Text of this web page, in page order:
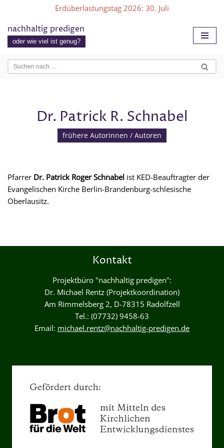
Zum
Inhalt
Erdüberlastungstag 2026: 30. Juli
nachhaltig predigen
oder wie viel ist genug?
Dr. Patrick R. Schnabel
frühere Autorinnen / Autoren
Pfarrer Dr. Patrick Roger Schnabel ist KED-Beauftragter der
Evangelischen Kirche Berlin-Brandenburg-schlesische
Oberlausitz.
Kontakt
Projektbüro "nachhaltig predigen":
Dr. Michael Rentz (Projektkoordination)
Am Rimmelsberg 2, D-78315 Radolfzell
Tel.: (07732) 9458-63
Email: michael.rentz@nachhaltig-predigen.de